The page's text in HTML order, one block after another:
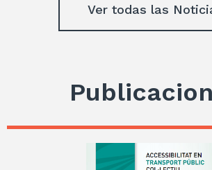
Ver todas las